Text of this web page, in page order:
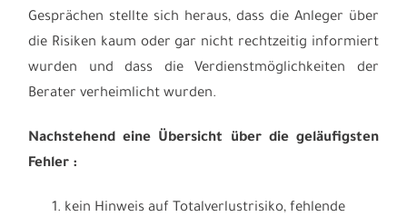
Gesprächen stellte sich heraus, dass die Anleger über
die Risiken kaum oder gar nicht rechtzeitig informiert
wurden und dass die Verdienstmöglichkeiten der
Berater verheimlicht wurden.
Nachstehend eine Übersicht über die geläufigsten
Fehler :
kein Hinweis auf Totalverlustrisiko, fehlende